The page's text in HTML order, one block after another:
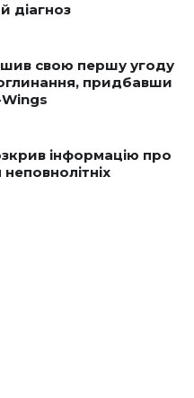
діагноз
свою першу угоду
придбавши
інформацію про